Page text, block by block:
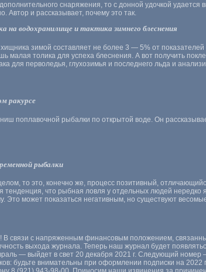
снаряжения, то с донной удочкой удается
Автор и рассказывает, почему это так.
на водохранилище и тактика зимнего блеснения
зимой составляет не более 3 — 5% от
малая толика для успеха блеснения. А вот получить
для перволедья, глухозимья и последнего льда и
ракурсе
поплавочной рыбалки по открытой воде. Он
рыбалки
то это, конечно же, процесс позитивный,
тенденция, что рыбная ловля у отдельных людей
Это может показаться негативным, но существуют
В связи с напряженным финансовым положением,
выхода журнала. Теперь наш журнал будет
— выйдет в свет 20 декабря 2021 г. Следующий
будьте внимательны при оформлении подписки на 2022